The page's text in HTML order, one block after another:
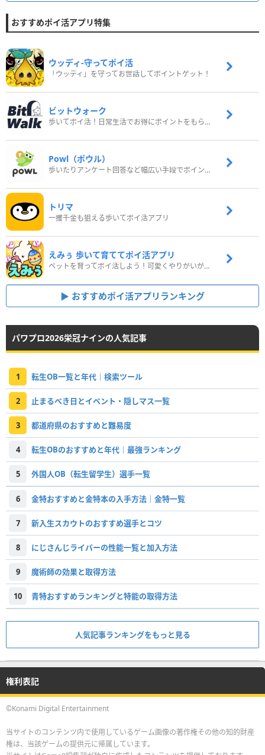
おすすめポイ活アプリ特集
ウッディ‐守ってポイ活
「ウッディ」を守ってお世話してポイントゲット！
ビットウォーク
歩いてポイ活！日常生活でお得にポイントをもらおう
Powl（ポウル）
歩いたりアンケート回答など幅広い手段でポイントをゲット
トリマ
一攫千金も狙える歩いてポイ活アプリ
えみぅ 歩いて育ててポイ活アプリ
ペットを育ってポイ活しよう！可愛くやりがいがある新感覚アプリ
おすすめポイ活アプリランキング
パワプロ2026栄冠ナインの人気記事
1 転生OB一覧と年代｜検索ツール
2 止まるべき日とイベント・隠しマス一覧
3 都道府県のおすすめと難易度
4 転生OBのおすすめと年代｜最強ランキング
5 外国人OB（転生留学生）選手一覧
6 金特おすすめと金特本の入手方法｜金特一覧
7 新入生スカウトのおすすめ選手とコツ
8 にじさんじライバーの性能一覧と加入方法
9 魔術師の効果と取得方法
10 青特おすすめランキングと特能の取得方法
人気記事ランキングをもっと見る
権利表記
©Konami Digital Entertainment
当サイトのコンテンツ内で使用しているゲーム画像の著作権その他の知的財産
権は、当該ゲームの提供元に帰属しています。